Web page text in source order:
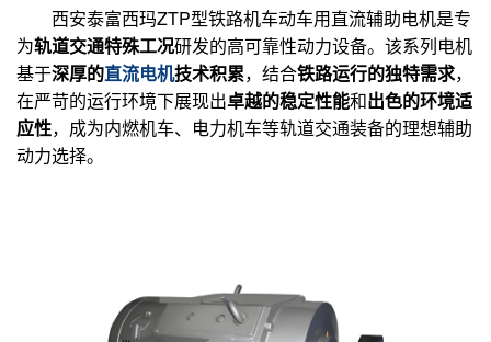
西安泰富西玛ZTP型铁路机车动车用直流辅助电机是专
为轨道交通特殊工况研发的高可靠性动力设备。该系列电机
基于深厚的直流电机技术积累，结合铁路运行的独特需求，
在严苛的运行环境下展现出卓越的稳定性能和出色的环境适
应性，成为内燃机车、电力机车等轨道交通装备的理想辅助
动力选择。